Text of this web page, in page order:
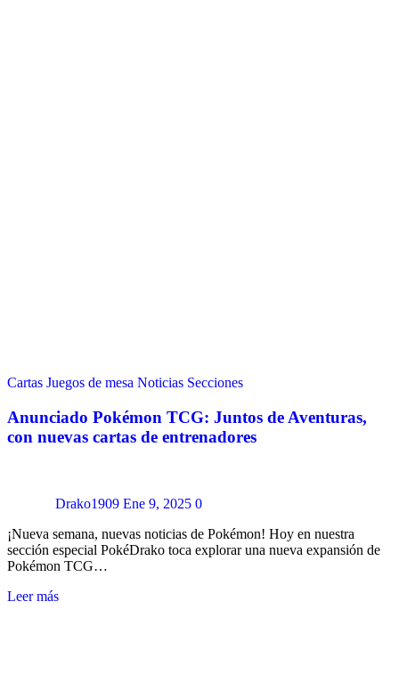
Cartas Juegos de mesa Noticias Secciones
Anunciado Pokémon TCG: Juntos de Aventuras,
con nuevas cartas de entrenadores
Drako1909 Ene 9, 2025 0
¡Nueva semana, nuevas noticias de Pokémon! Hoy en nuestra
sección especial PokéDrako toca explorar una nueva expansión de
Pokémon TCG…
Leer más